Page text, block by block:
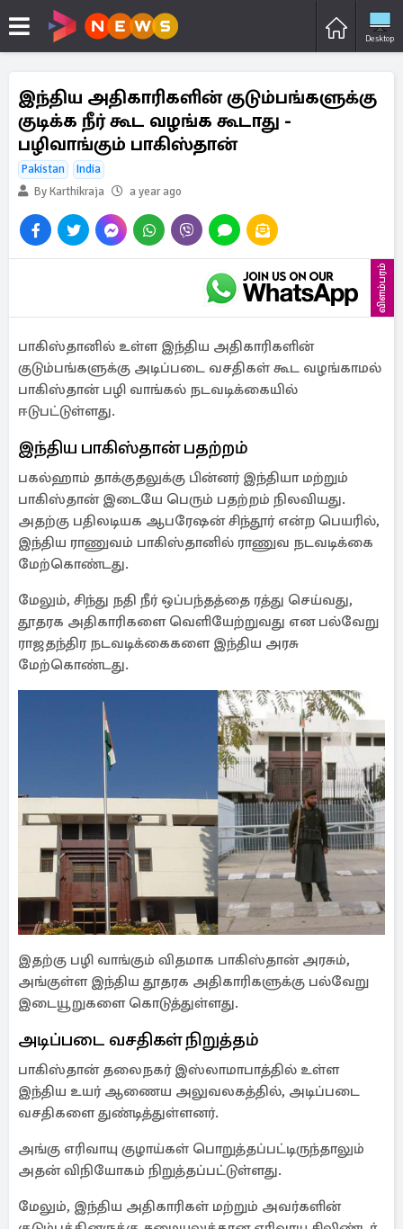
Desktop
இந்திய அதிகாரிகளின் குடும்பங்களுக்கு
குடிக்க நீர் கூட வழங்க கூடாது -
பழிவாங்கும் பாகிஸ்தான்
Pakistan
India
By Karthikraja
a year ago
விளம்பரம்
பாகிஸ்தானில் உள்ள இந்திய அதிகாரிகளின்
குடும்பங்களுக்கு அடிப்படை வசதிகள் கூட வழங்காமல்
பாகிஸ்தான் பழி வாங்கல் நடவடிக்கையில்
ஈடுபட்டுள்ளது.
இந்திய பாகிஸ்தான் பதற்றம்
பகல்ஹாம் தாக்குதலுக்கு பின்னர் இந்தியா மற்றும்
பாகிஸ்தான் இடையே பெரும் பதற்றம் நிலவியது.
அதற்கு பதிலடியக ஆபரேஷன் சிந்தூர் என்ற பெயரில்,
இந்திய ராணுவம் பாகிஸ்தானில் ராணுவ நடவடிக்கை
மேற்கொண்டது.
மேலும், சிந்து நதி நீர் ஒப்பந்தத்தை ரத்து செய்வது,
தூதரக அதிகாரிகளை வெளியேற்றுவது என பல்வேறு
ராஜதந்திர நடவடிக்கைகளை இந்திய அரசு
மேற்கொண்டது.
இதற்கு பழி வாங்கும் விதமாக பாகிஸ்தான் அரசும்,
அங்குள்ள இந்திய தூதரக அதிகாரிகளுக்கு பல்வேறு
இடையூறுகளை கொடுத்துள்ளது.
அடிப்படை வசதிகள் நிறுத்தம்
பாகிஸ்தான் தலைநகர் இஸ்லாமாபாத்தில் உள்ள
இந்திய உயர் ஆணைய அலுவலகத்தில், அடிப்படை
வசதிகளை துண்டித்துள்ளனர்.
அங்கு எரிவாயு குழாய்கள் பொறுத்தப்பட்டிருந்தாலும்
அதன் விநியோகம் நிறுத்தப்பட்டுள்ளது.
மேலும், இந்திய அதிகாரிகள் மற்றும் அவர்களின்